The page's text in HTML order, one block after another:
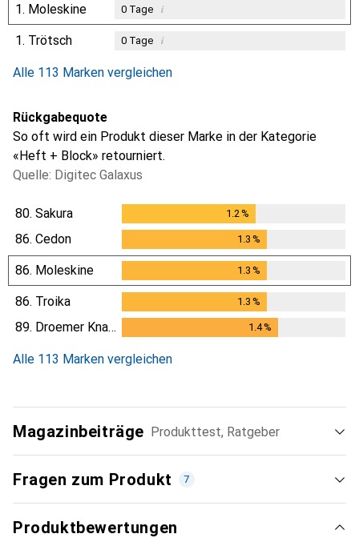
1. Moleskine 0Tage i
1. Trötsch 0Tage i
Alle 113 Marken vergleichen
Rückgabequote
So oft wird ein Produkt dieser Marke in der Kategorie
«Heft + Block» retourniert.
Quelle: Digitec Galaxus
80. Sakura 1.2 %
86. Cedon 1.3 %
86. Moleskine 1.3 %
86. Troika 1.3 %
89. Droemer Knaur 1.4%
Alle 113 Marken vergleichen
Magazinbeiträge Produkttest, Ratgeber
Fragen zum Produkt 7
Produktbewertungen